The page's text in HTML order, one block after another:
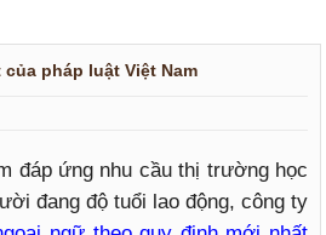
pháp luật Việt Nam
đáp ứng nhu cầu thị trường học
đang độ tuổi lao động, công ty